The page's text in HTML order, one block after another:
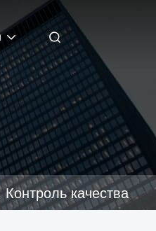
Контроль качества